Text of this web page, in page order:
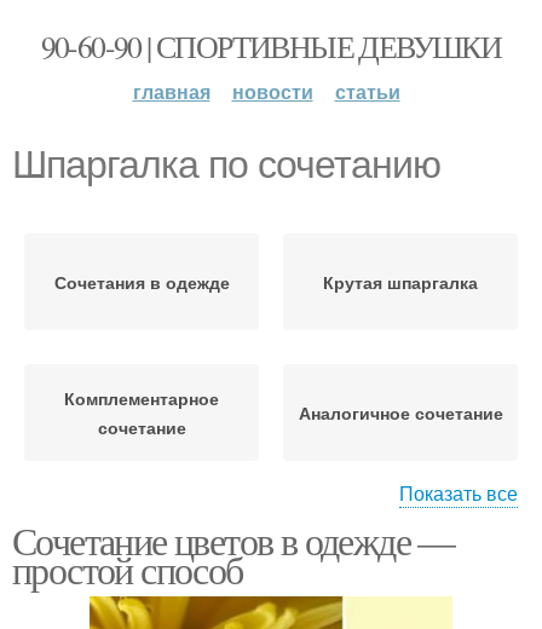
90-60-90 | СПОРТИВНЫЕ ДЕВУШКИ
главная новости статьи
Шпаргалка по сочетанию
Сочетания в одежде Крутая шпаргалка
Комплементарное
сочетание
Аналогичное сочетание
комплиментарное
сочетание
Показать все
Сочетание цветов в одежде —
простой способ